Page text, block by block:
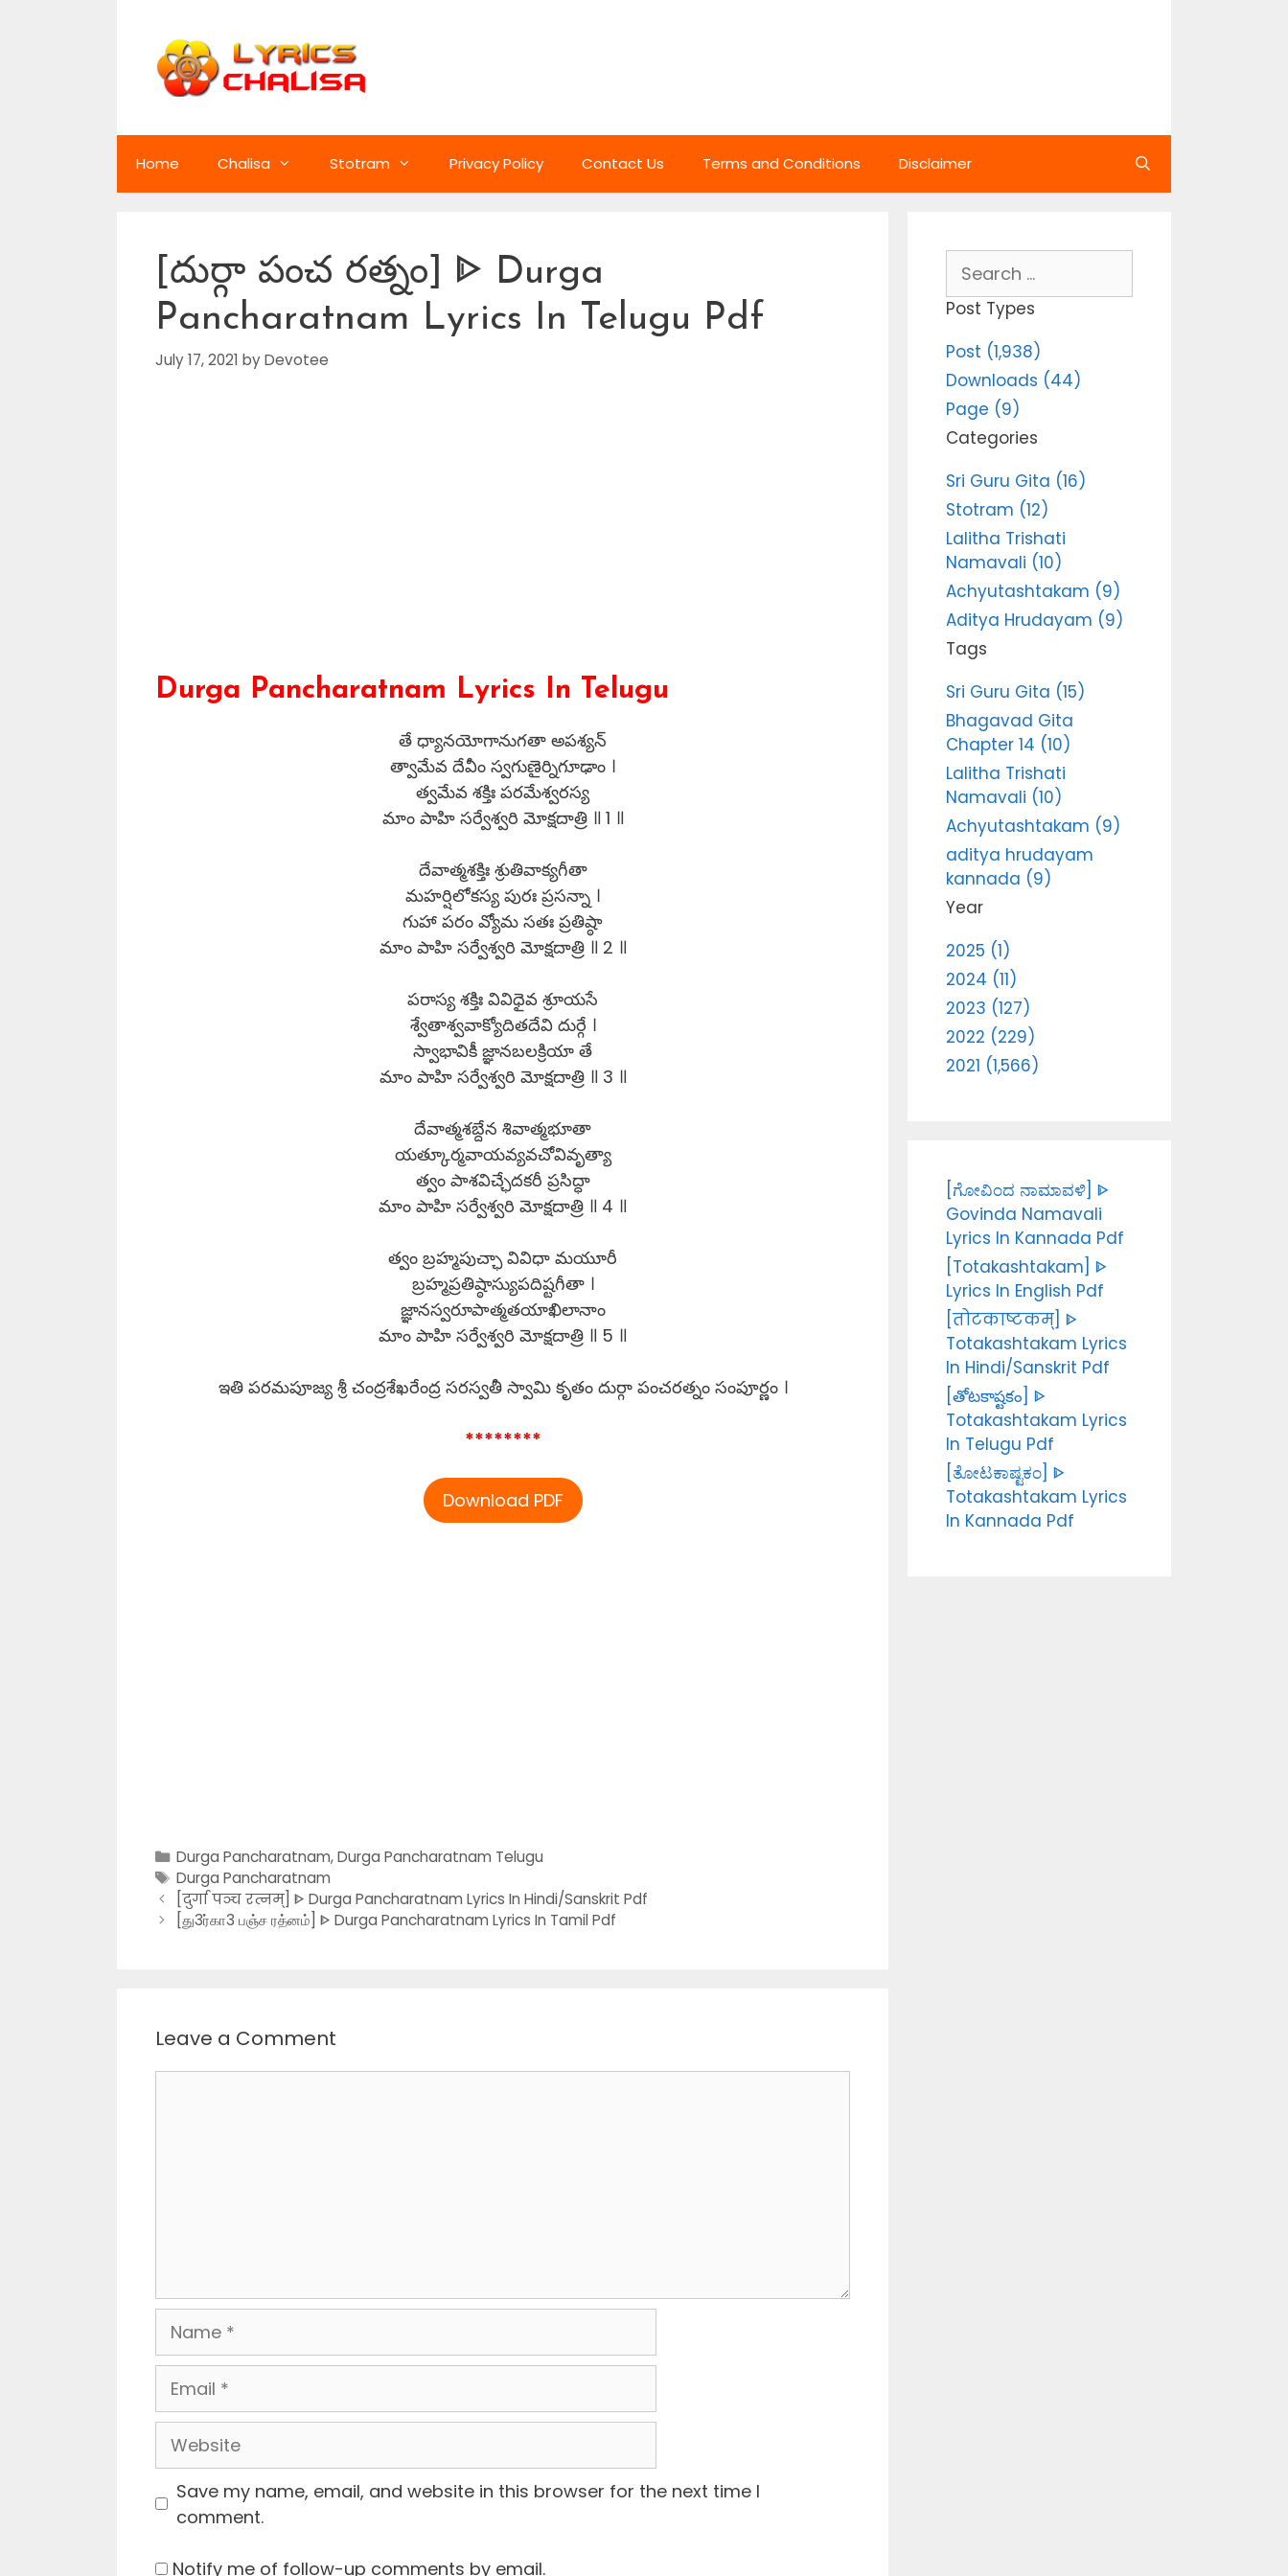
Home Chalisa Stotram Privacy Policy Contact Us Terms and Conditions Disclaimer
[దుర్గా పంచ రత్నం] ᐈ Durga
Pancharatnam Lyrics In Telugu Pdf
July 17, 2021 byDevotee
Durga Pancharatnam Lyrics In Telugu
తే ధ్యానయోగానుగతా అపశ్యన్
త్వామేవ దేవీం స్వగుణైర్నిగూఢాం ।
త్వమేవ శక్తిః పరమేశ్వరస్య
మాం పాహి సర్వేశ్వరి మోక్షదాత్రి ॥ 1 ॥
దేవాత్మశక్తిః శ్రుతివాక్యగీతా
మహర్షిలోకస్య పురః ప్రసన్నా ।
గుహా పరం వ్యోమ సతః ప్రతిష్ఠా
మాం పాహి సర్వేశ్వరి మోక్షదాత్రి ॥ 2 ॥
పరాస్య శక్తిః వివిధైవ శ్రూయసే
శ్వేతాశ్వవాక్యోదితదేవి దుర్గే ।
స్వాభావికీ జ్ఞానబలక్రియా తే
మాం పాహి సర్వేశ్వరి మోక్షదాత్రి ॥ 3 ॥
దేవాత్మశబ్దేన శివాత్మభూతా
యత్కూర్మవాయవ్యవచోవివృత్యా
త్వం పాశవిచ్ఛేదకరీ ప్రసిద్ధా
మాం పాహి సర్వేశ్వరి మోక్షదాత్రి ॥ 4 ॥
త్వం బ్రహ్మపుచ్ఛా వివిధా మయూరీ
బ్రహ్మప్రతిష్ఠాస్యుపదిష్టగీతా ।
జ్ఞానస్వరూపాత్మతయాఖిలానాం
మాం పాహి సర్వేశ్వరి మోక్షదాత్రి ॥ 5 ॥
ఇతి పరమపూజ్య శ్రీ చంద్రశేఖరేంద్ర సరస్వతీ స్వామి కృతం దుర్గా పంచరత్నం సంపూర్ణం ।
********
Download PDF
Categories
Durga Pancharatnam,Durga Pancharatnam Telugu
Tags
Durga Pancharatnam
[दुर्गा पञ्च रत्नम्] ᐈ Durga Pancharatnam Lyrics In Hindi/Sanskrit Pdf
[து3ர்கா3 பஞ்ச ரத்னம்] ᐈ Durga Pancharatnam Lyrics In Tamil Pdf
Leave a Comment
Name
Email
Website
Save my name, email, and website in this browser for the next time I
comment.
Notify me of follow-up comments by email.
for:
Post Types
Post (1,938)
Downloads (44)
Page (9)
Categories
Sri Guru Gita (16)
Stotram (12)
Lalitha Trishati
Namavali (10)
Achyutashtakam (9)
Aditya Hrudayam (9)
Tags
Sri Guru Gita (15)
Bhagavad Gita
Chapter 14 (10)
Lalitha Trishati
Namavali (10)
Achyutashtakam (9)
aditya hrudayam
kannada (9)
Year
2025 (1)
2024 (11)
2023 (127)
2022 (229)
2021 (1,566)
[ಗೋವಿಂದ ನಾಮಾವಳಿ] ᐈ
Govinda Namavali
Lyrics In Kannada Pdf
[Totakashtakam] ᐈ
Lyrics In English Pdf
[तोटकाष्टकम्] ᐈ
Totakashtakam Lyrics
In Hindi/Sanskrit Pdf
[తోటకాష్టకం] ᐈ
Totakashtakam Lyrics
In Telugu Pdf
[ತೋಟಕಾಷ್ಟಕಂ] ᐈ
Totakashtakam Lyrics
In Kannada Pdf